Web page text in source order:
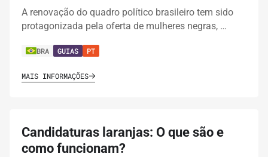
A renovação do quadro político brasileiro tem sido
protagonizada pela oferta de mulheres negras, …
BRA GUIAS PT
MAIS INFORMAÇÕES
Candidaturas laranjas: O que são e
como funcionam?